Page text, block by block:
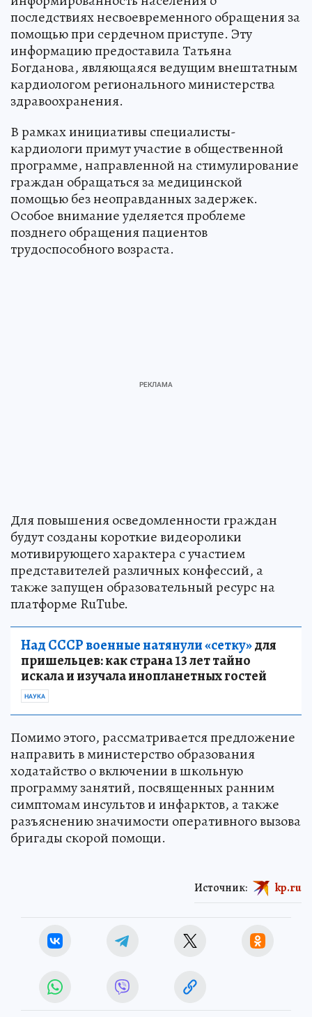
последствиях несвоевременного обращения за
помощью при сердечном приступе. Эту
информацию предоставила Татьяна
Богданова, являющаяся ведущим внештатным
кардиологом регионального министерства
здравоохранения.
В рамках инициативы специалисты-
кардиологи примут участие в общественной
программе, направленной на стимулирование
граждан обращаться за медицинской
помощью без неоправданных задержек.
Особое внимание уделяется проблеме
позднего обращения пациентов
трудоспособного возраста.
Для повышения осведомленности граждан
будут созданы короткие видеоролики
мотивирующего характера с участием
представителей различных конфессий, а
также запущен образовательный ресурс на
платформе RuTube.
Над СССР военные натянули «сетку»для
пришельцев: как страна 13 лет тайно
искала и изучала инопланетных гостей
НАУКА
Помимо этого, рассматривается предложение
направить в министерство образования
ходатайство о включении в школьную
программу занятий, посвященных ранним
симптомам инсультов и инфарктов, а также
разъяснению значимости оперативного вызова
бригады скорой помощи.
Источник: kp.ru